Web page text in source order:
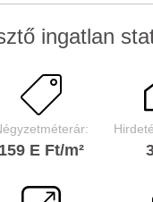
ingatlan
159 E Ft/m²